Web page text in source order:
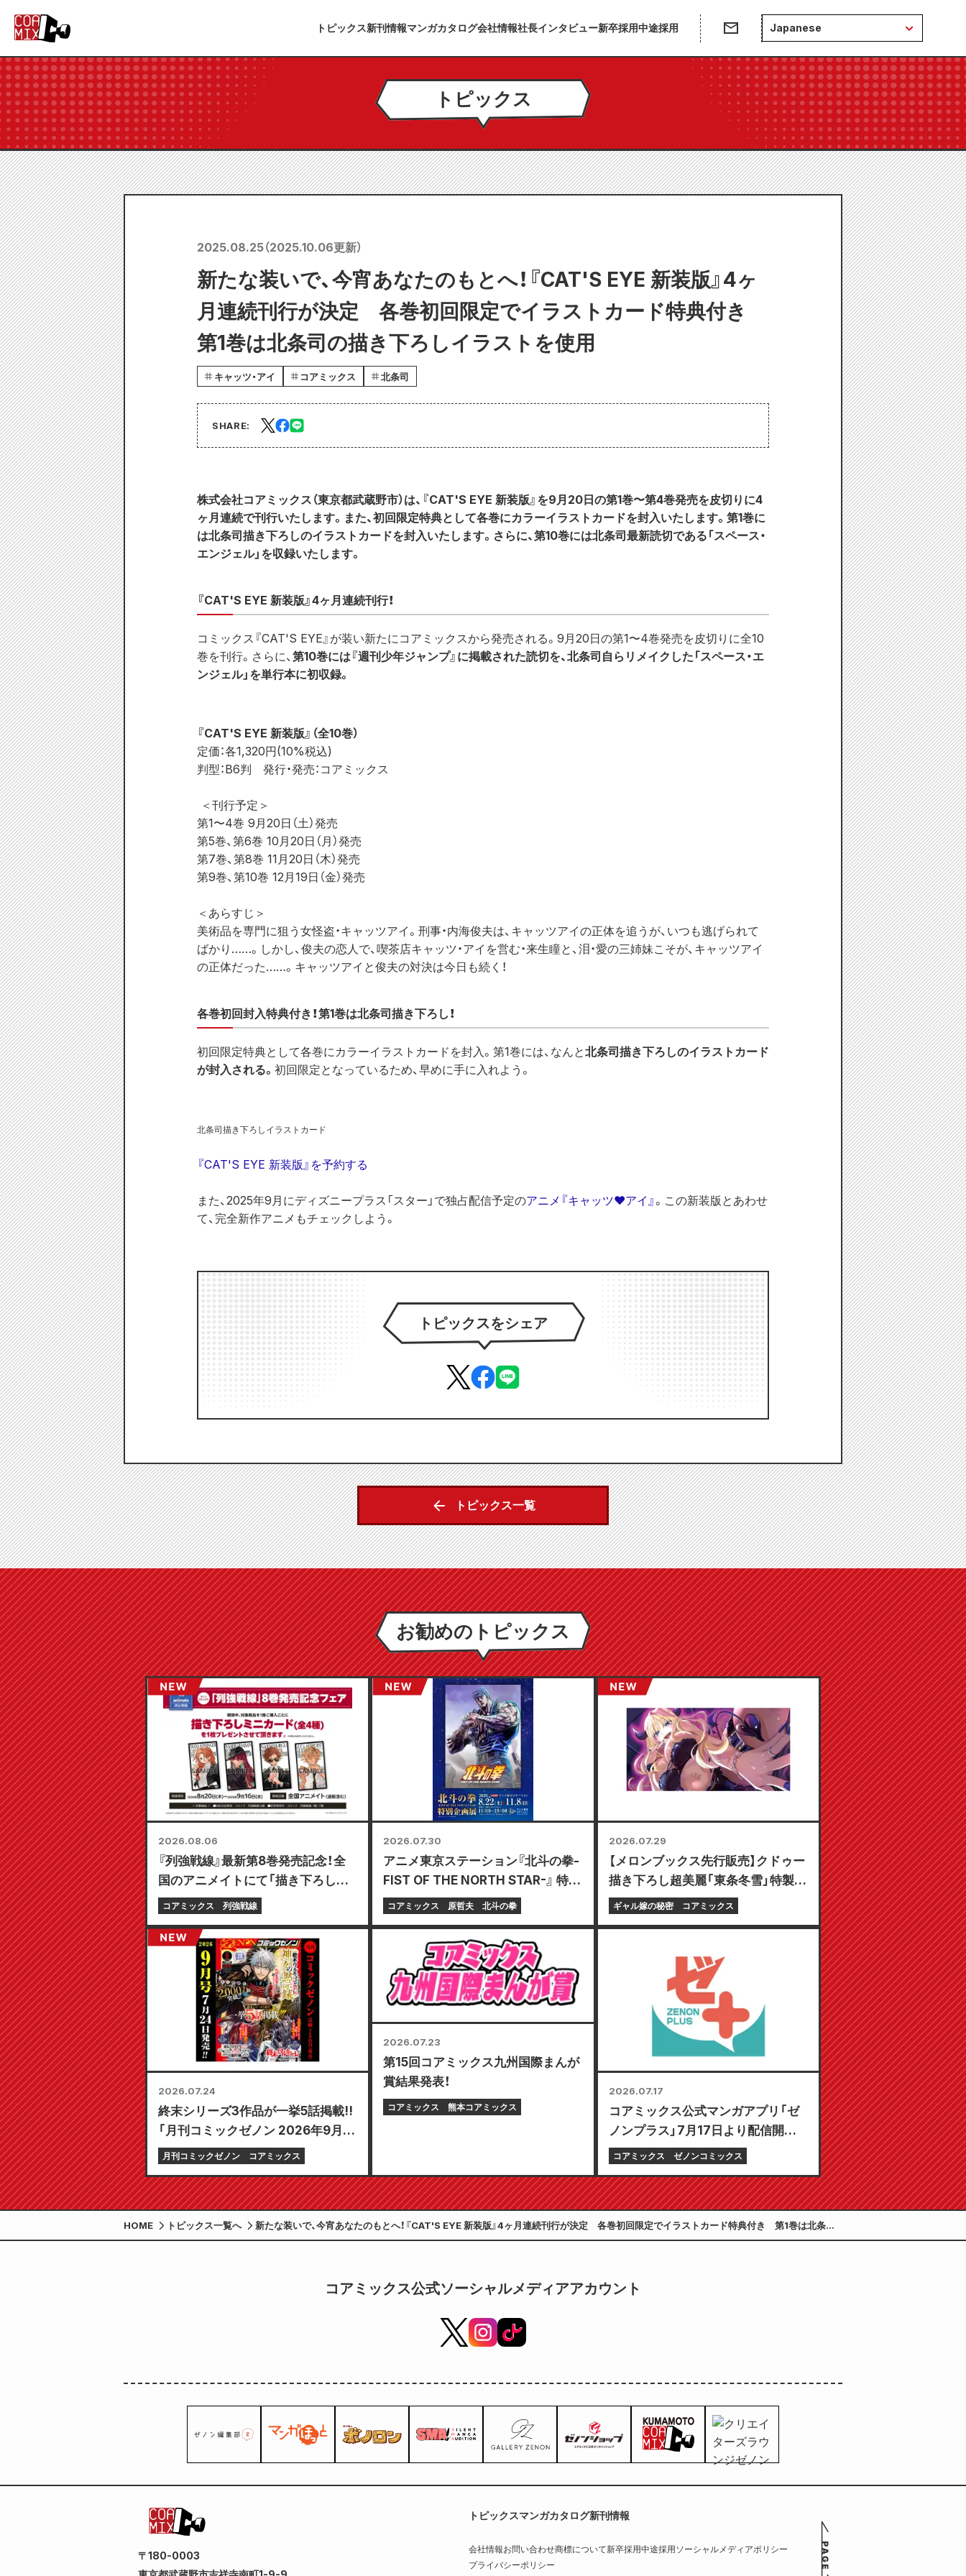
トピックス新刊情報マンガカタログ会社情報社長インタビュー新卒採用中途採用 Japanese
トピックス
2025.08.25（2025.10.06更新）
新たな装いで、今宵あなたのもとへ！『CAT'S EYE 新装版』4ヶ
月連続刊行が決定 各巻初回限定でイラストカード特典付き
第1巻は北条司の描き下ろしイラストを使用
キャッツ・アイ コアミックス 北条司
SHARE:
株式会社コアミックス（東京都武蔵野市）は、『CAT'S EYE 新装版』を9月20日の第1巻〜第4巻発売を皮切りに4
ヶ月連続で刊行いたします。また、初回限定特典として各巻にカラーイラストカードを封入いたします。第1巻に
は北条司描き下ろしのイラストカードを封入いたします。さらに、第10巻には北条司最新読切である「スペース・
エンジェル」を収録いたします。
『CAT'S EYE 新装版』4ヶ月連続刊行！
コミックス『CAT'S EYE』が装い新たにコアミックスから発売される。9月20日の第1〜4巻発売を皮切りに全10
巻を刊行。さらに、 第10巻には『週刊少年ジャンプ』に掲載された読切を、北条司自らリメイクした「スペース・エ
ンジェル」を単行本に初収録。
『CAT'S EYE 新装版』（全10巻）
定価：各1,320円(10%税込)
判型：B6判　発行・発売：コアミックス
＜刊行予定＞
第1〜4巻 9月20日（土）発売
第5巻、第6巻 10月20日（月）発売
第7巻、第8巻 11月20日（木）発売
第9巻、第10巻 12月19日（金）発売
＜あらすじ＞
美術品を専門に狙う女怪盗・キャッツアイ。刑事・内海俊夫は、キャッツアイの正体を追うが、いつも逃げられて
ばかり……。しかし、俊夫の恋人で、喫茶店キャッツ・アイを営む・来生瞳と、泪・愛の三姉妹こそが、キャッツアイ
の正体だった……。キャッツアイと俊夫の対決は今日も続く！
各巻初回封入特典付き！第1巻は北条司描き下ろし！
初回限定特典として各巻にカラーイラストカードを封入。第1巻には、なんと北条司描き下ろしのイラストカード
が封入される。 初回限定となっているため、早めに手に入れよう。
北条司描き下ろしイラストカード
『CAT'S EYE 新装版』を予約する
また、2025年9月にディズニープラス「スター」で独占配信予定のアニメ『キャッツ♥アイ』。この新装版とあわせ
て、完全新作アニメもチェックしよう。
トピックスをシェア
トピックス一覧
お勧めのトピックス
2026.08.06
『列強戦線』最新第8巻発売記念！全
国のアニメイトにて「描き下ろしミ
ニカード（全4種）」がもらえる限定
フェアが8月20日より開催決定！
コアミックス 列強戦線
2026.07.30
アニメ東京ステーション『北斗の拳-
FIST OF THE NORTH STAR-』 特別
企画展 開催決定!!
コアミックス 原哲夫 北斗の拳
2026.07.29
【メロンブックス先行販売】クドゥー
描き下ろし超美麗「東条冬雪」特製プ
レイマット付き限定セットの予約受
付開始！『ギャル嫁の秘密』最新第6
ギャル嫁の秘密 コアミックス
2026.07.24
終末シリーズ3作品が一挙5話掲載!!
「月刊コミックゼノン 2026年9月
号」7月24日発売!!
月刊コミックゼノン コアミックス
2026.07.23
第15回コアミックス九州国際まんが
賞結果発表！
コアミックス 熊本コアミックス
2026.07.17
コアミックス公式マンガアプリ「ゼ
ノンプラス」7月17日より配信開始！
「選べる初回無料」や「毎日更新」な
コアミックス ゼノンコミックス
HOME トピックス一覧へ
新たな装いで、今宵あなたのもとへ！『CAT'S EYE 新装版』4ヶ月連続刊行が決定 各巻初回限定でイラストカード特典付き 第1巻は北条司
の描き下ろしイラストを使用
コアミックス公式ソーシャルメディアアカウント
〒180-0003
トピックスマンガカタログ新刊情報
会社情報お問い合わせ商標について新卒採用中途採用ソーシャルメディアポリシー
プライバシーポリシー